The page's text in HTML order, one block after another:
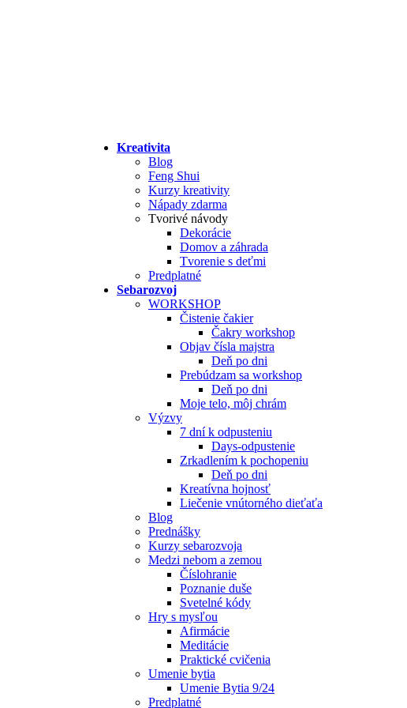
Kreativita
Blog
Feng Shui
Kurzy kreativity
Nápady zdarma
Tvorivé návody
Dekorácie
Domov a záhrada
Tvorenie s deťmi
Predplatné
Sebarozvoj
WORKSHOP
Čistenie čakier
Čakry workshop
Objav čísla majstra
Deň po dni
Prebúdzam sa workshop
Deň po dni
Moje telo, môj chrám
Výzvy
7 dní k odpusteniu
Days-odpustenie
Zrkadlením k pochopeniu
Deň po dni
Kreatívna hojnosť
Liečenie vnútorného dieťaťa
Blog
Prednášky
Kurzy sebarozvoja
Medzi nebom a zemou
Číslohranie
Poznanie duše
Svetelné kódy
Hry s mysľou
Afirmácie
Meditácie
Praktické cvičenia
Umenie bytia
Umenie Bytia 9/24
Predplatné